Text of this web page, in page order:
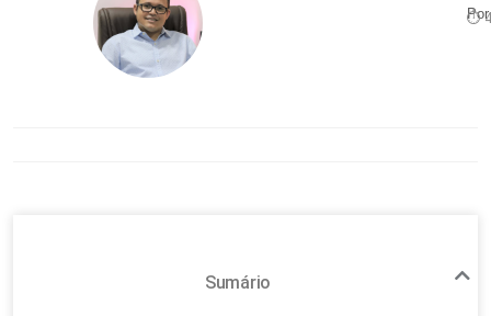
⏱
Sumário